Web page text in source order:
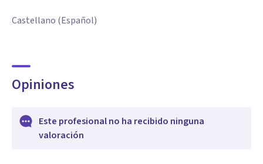
Castellano (Español)
Opiniones
Este profesional no ha recibido ninguna
valoración